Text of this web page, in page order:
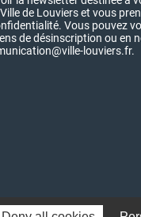
de Louviers et vous
Vous pouvez
de désinscription ou en
louviers.fr.